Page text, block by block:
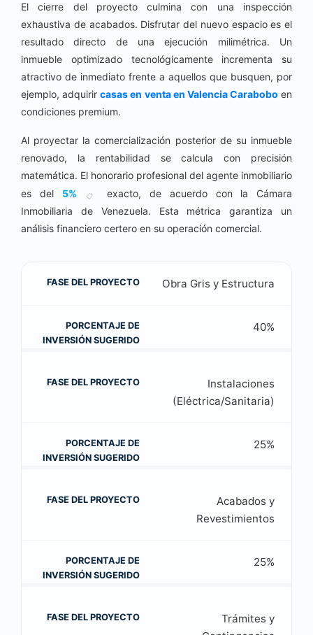
El cierre del proyecto culmina con una inspección
exhaustiva de acabados. Disfrutar del nuevo espacio es el
resultado directo de una ejecución milimétrica. Un
inmueble optimizado tecnológicamente incrementa su
atractivo de inmediato frente a aquellos que busquen, por
ejemplo, adquirircasas en venta en Valencia Carabobo en
condiciones premium.
Al proyectar la comercialización posterior de su inmueble
renovado, la rentabilidad se calcula con precisión
matemática. El honorario profesional del agente inmobiliario
es del 5% 📋
exacto, de acuerdo con la Cámara
Inmobiliaria de Venezuela. Esta métrica garantiza un
análisis financiero certero en su operación comercial.
Obra Gris y Estructura
40%
Instalaciones
(Eléctrica/Sanitaria)
25%
Acabados y
Revestimientos
25%
Trámites y